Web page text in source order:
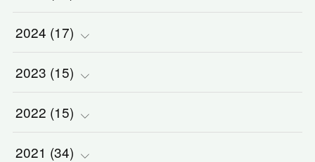
(1)
(1)
(3)
(2)
(1)
(1)
(2)
2024 (17)
(2)
(5)
(1)
2023 (15)
(3)
(1)
2022 (15)
(2)
2021 (34)